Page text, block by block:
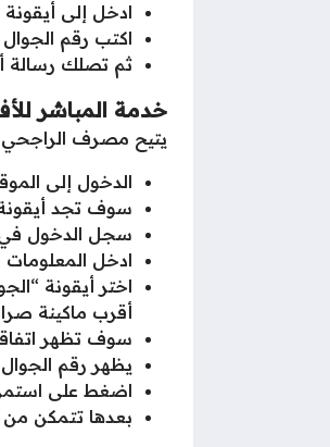
ادخل إلى أيقونة
اكتب رقم
ثم تصلك رسالة
خدمة المباشر
يتيح مصرف الراجحي
الدخول إلى
سوف تجد أيقونة
سجل الدخول في
ادخل المعلومات
اختر أيقونة
أقرب ماكينة
سوف تظهر
يظهر رقم
اضغط على
بعدها تتمكن